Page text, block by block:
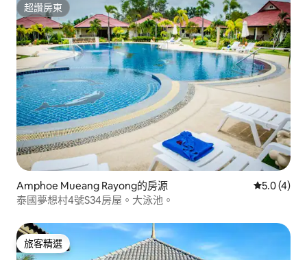
超讚房東
超讚房東
Amphoe Mueang Rayong的房源 從 4 則評
5.0 (4)
泰國夢想村4號S34房屋。大泳池。
旅客精選
旅客精選